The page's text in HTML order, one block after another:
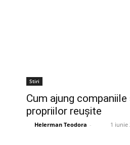
Stiri
Cum ajung
propriilor reușite
Helerman Teodora - 1 iunie